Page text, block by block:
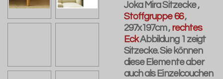
Joka Mira Sitzecke ,
Stoffgruppe 66,
297x197cm , rechtes
EckAbbildung 1 zeigt
Sitzecke. Sie können
diese Elemente aber
auch als Einzelcouchen